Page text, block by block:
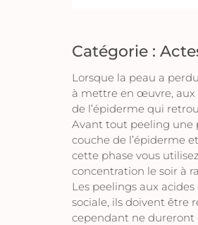
Catégorie :
Lorsque la peau a
à mettre en œuvre, aux
de l’épiderme qui
Avant tout peeling une
couche de l’épiderme
cette phase vous
concentration le soir à
Les peelings aux
sociale, ils doivent être
cependant ne dureront